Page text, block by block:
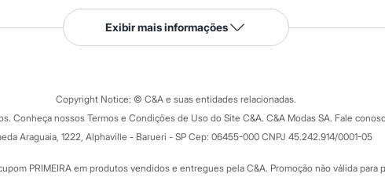
Serviços
Tipos de serviços
Formas de pagamento
Todas as vantagens
Minha C&A
Cupons de desconto
Exibir mais informações
Copyright Notice: © C&A e suas entidades relacionadas.
Conheça nossos Termos e Condições de Uso do Site C&A. C&A Modas SA. Fale
Araguaia, 1222, Alphaville - Barueri - SP Cep: 06455-000 CNPJ 45.242.914/0001-05
PRIMEIRA em produtos vendidos e entregues pela C&A. Promoção não válida